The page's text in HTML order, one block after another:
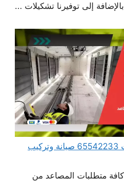
إلى توفيرنا تشكيلات ...
صيانة مصاعد في الكويت 65542233 صيانة وتركيب
متطلبات المصاعد من